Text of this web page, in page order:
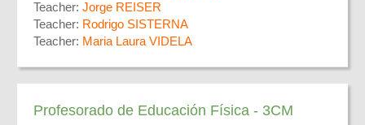
Teacher: Jorge REISER
Teacher: Rodrigo SISTERNA
Teacher: Maria Laura VIDELA
Profesorado de Educación Física - 3CM